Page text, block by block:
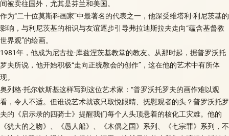
间被卖往国外，尤其是芬兰和美国。
作为“二十位莫斯科画家”中最著名的代表之一，他深受维塔利·利尼茨基的
影响，与利尼茨基的相识与友谊逐步引导弗拉迪斯拉夫走向“蕴含基督教
世界观”的绘画。
1981年，他成为尼古拉-库兹涅茨基教堂的教友。从那时起，据普罗沃托
罗夫所说，他开始积极“走向正统教会的创作”，这在他的艺术中有所体
现。
奥列格·托尔钦斯基这样写到这位艺术家：“普罗沃托罗夫的画作难以观
看，令人不适。但谁说艺术就该只取悦眼睛、抚慰观者的头？普罗沃托罗
夫的《启示录的四骑士》提醒我们每个人头顶悬着的核化工灾难。他的
《犹大的之吻》、《愚人船》、《木偶之国》系列、《七宗罪》系列，不